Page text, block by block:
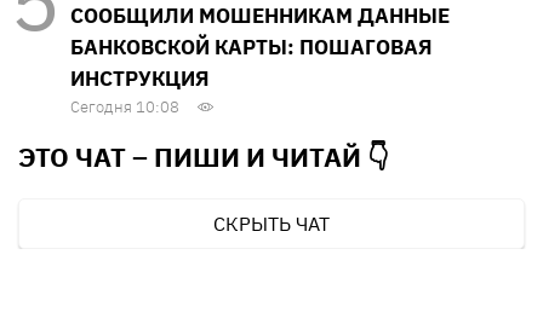
СООБЩИЛИ МОШЕННИКАМ ДАННЫЕ
БАНКОВСКОЙ КАРТЫ: ПОШАГОВАЯ
ИНСТРУКЦИЯ
Сегодня 10:08
ЭТО ЧАТ – ПИШИ И ЧИТАЙ 👇
СКРЫТЬ ЧАТ